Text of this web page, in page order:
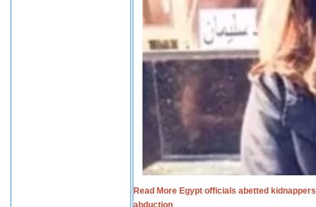
Read More Egypt officials abetted
abduction